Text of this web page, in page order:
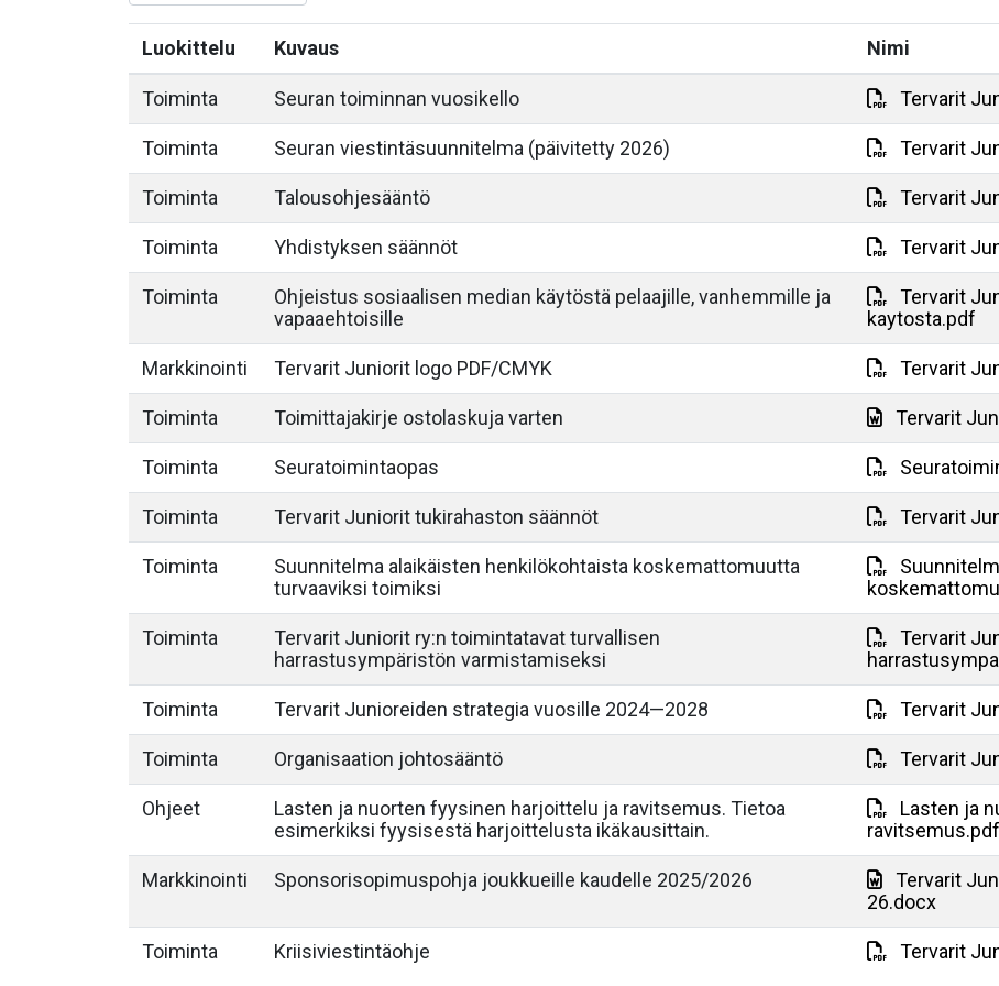
Luokittelu Kuvaus Nimi
Toiminta Seuran toiminnan vuosikello Tervarit
Toiminta Seuran viestintäsuunnitelma (päivitetty 2026) Tervarit
Toiminta Talousohjesääntö Tervarit
Toiminta Yhdistyksen säännöt Tervarit
Toiminta
Ohjeistus sosiaalisen median käytöstä pelaajille, vanhemmille ja
vapaaehtoisille
Tervarit
kaytosta.pdf
Markkinointi Tervarit Juniorit logo PDF/CMYK Tervarit
Toiminta Toimittajakirje ostolaskuja varten Tervarit
Toiminta Seuratoimintaopas
Toiminta Tervarit Juniorit tukirahaston säännöt Tervarit
Toiminta
Suunnitelma alaikäisten henkilökohtaista koskemattomuutta
turvaaviksi toimiksi
Toiminta
Tervarit Juniorit ry:n toimintatavat turvallisen
harrastusympäristön varmistamiseksi
Tervarit
Toiminta Tervarit Junioreiden strategia vuosille 2024—2028 Tervarit
Toiminta Organisaation johtosääntö Tervarit
Ohjeet
Lasten ja nuorten fyysinen harjoittelu ja ravitsemus. Tietoa
esimerkiksi fyysisestä harjoittelusta ikäkausittain.
Lasten ja
ravitsemus.pdf
Markkinointi Sponsorisopimuspohja joukkueille kaudelle 2025/2026
Tervarit
26.docx
Toiminta Kriisiviestintäohje Tervarit